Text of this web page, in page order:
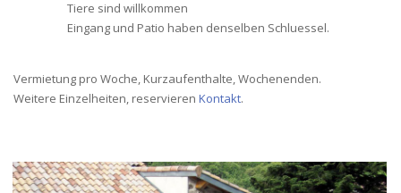
Tiere sind willkommen
Eingang und Patio haben denselben Schluessel.
Vermietung pro Woche, Kurzaufenthalte, Wochenenden.
Weitere Einzelheiten, reservieren Kontakt.